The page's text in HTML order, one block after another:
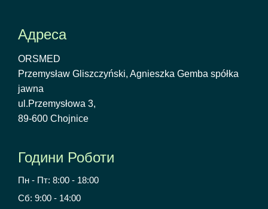
Адреса
ORSMED
Przemysław Gliszczyński, Agnieszka Gemba spółka
jawna
ul.Przemysłowa 3,
89-600 Chojnice
Години Роботи
Пн - Пт: 8:00 - 18:00
Сб: 9:00 - 14:00